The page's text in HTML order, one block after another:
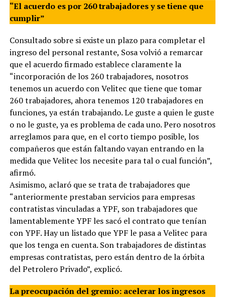
“El acuerdo es por 260 trabajadores y se tiene que
cumplir”
Consultado sobre si existe un plazo para completar el
ingreso del personal restante, Sosa volvió a remarcar
que el acuerdo firmado establece claramente la
“incorporación de los 260 trabajadores, nosotros
tenemos un acuerdo con Velitec que tiene que tomar
260 trabajadores, ahora tenemos 120 trabajadores en
funciones, ya están trabajando. Le guste a quien le guste
o no le guste, ya es problema de cada uno. Pero nosotros
arreglamos para que, en el corto tiempo posible, los
compañeros que están faltando vayan entrando en la
medida que Velitec los necesite para tal o cual función”,
afirmó.
Asimismo, aclaró que se trata de trabajadores que
“anteriormente prestaban servicios para empresas
contratistas vinculadas a YPF, son trabajadores que
lamentablemente YPF les sacó el contrato que tenían
con YPF. Hay un listado que YPF le pasa a Velitec para
que los tenga en cuenta. Son trabajadores de distintas
empresas contratistas, pero están dentro de la órbita
del Petrolero Privado”, explicó.
La preocupación del gremio: acelerar los ingresos